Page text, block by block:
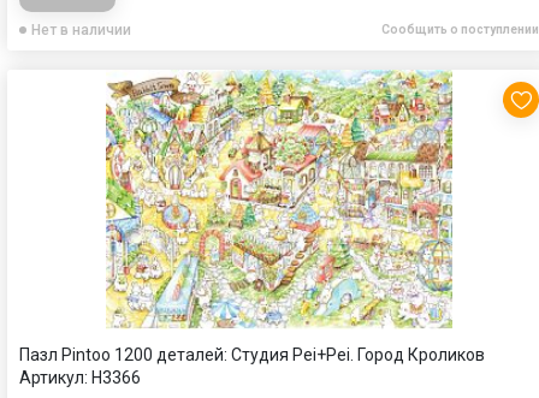
Нет в наличии Сообщить о поступлении
Пазл Pintoo 1200 деталей: Студия Pei+Pei. Город Кроликов
Артикул: H3366